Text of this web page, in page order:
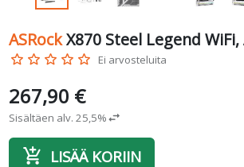
ASRockX870 Steel Legend
star_border star_border star_border star_border star_border Ei arvosteluita
267,90 €
Sisältäen alv. 25,5%swap_horiz
add_shopping_cart LISÄÄ KORIIN